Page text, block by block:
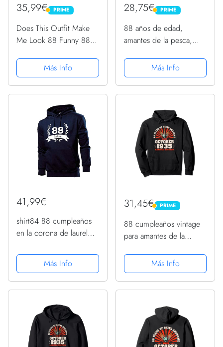
35,99€ PRIME
PRIME
Does This Outfit Make
Me Look 88 Funny 88
Más Info
28,75€ PRIME
PRIME
88 años de edad,
amantes de la pesca,
1935, 88 cumpleaños
Sudadera
Más Info
41,99€
shirt84 88 cumpleaños
en la corona de laurel
para hombre, azul
marino, MMás Info
31,45€ PRIME
PRIME
88 cumpleaños vintage
para amantes de la
1935 Sudadera con
Capucha
Más Info